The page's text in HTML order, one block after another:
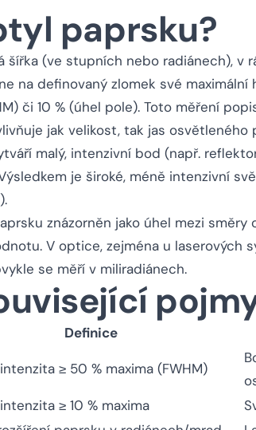
paprsku?
šířka (ve stupních nebo radiánech), v
na definovaný zlomek své
či 10 % (úhel pole). Toto měření
jak velikost, tak jas osvětleného
malý, intenzivní bod (např.
je široké, méně intenzivní
znázorněn jako úhel mezi směry
V optice, zejména u laserových
se měří v miliradiánech.
Definice
≥ 50 % maxima (FWHM)
≥ 10 % maxima